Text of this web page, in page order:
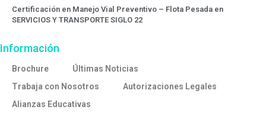
Certificación en Manejo Vial Preventivo – Flota Pesada en
SERVICIOS Y TRANSPORTE SIGLO 22
Información
Brochure
Últimas Noticias
Trabaja con Nosotros
Autorizaciones Legales
Alianzas Educativas